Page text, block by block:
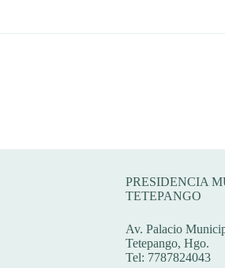
PRESIDENCIA
TETEPANGO
Av. Palacio
Tetepango, Hgo.
Tel: 7787824043